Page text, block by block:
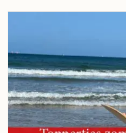
workshops
Solden
Over wolder